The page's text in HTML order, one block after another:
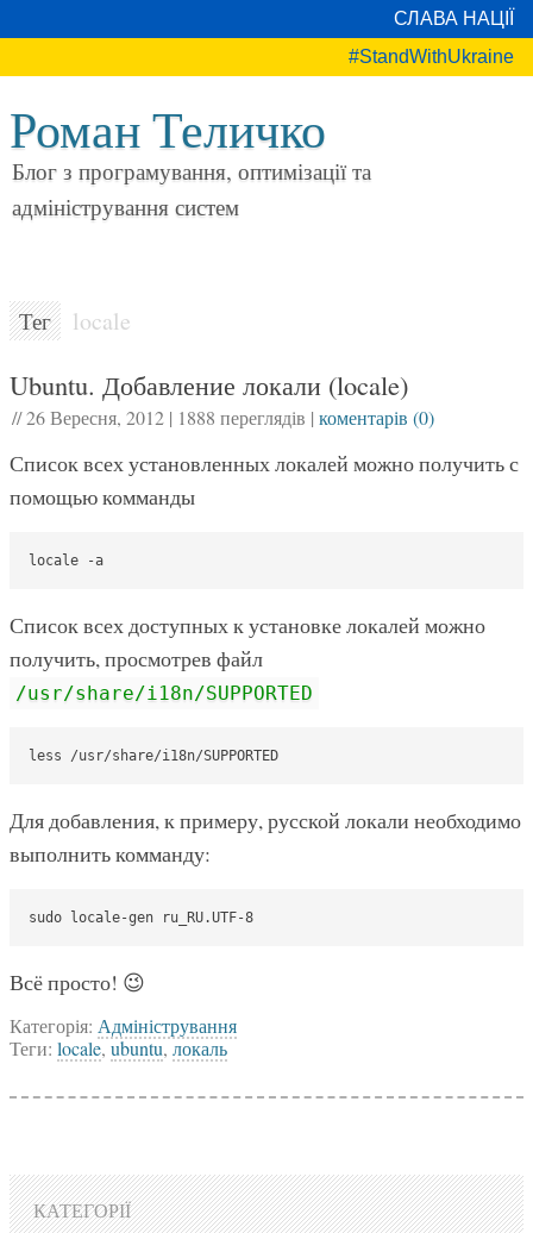
СЛАВА НАЦІЇ
#StandWithUkraine
Роман Теличко
Блог з програмування, оптимізації та
адміністрування систем
Тег locale
Ubuntu. Добавление локали (locale)
//26 Вересня, 2012| 1888 переглядів | коментарів (0)
Список всех установленных локалей можно получить с
помощью комманды
locale -a
Список всех доступных к установке локалей можно
получить, просмотрев файл
/usr/share/i18n/SUPPORTED
less /usr/share/i18n/SUPPORTED
Для добавления, к примеру, русской локали необходимо
выполнить комманду:
sudo locale-gen ru_RU.UTF-8
Всё просто! 😉
Категорія: Адміністрування
Теги: locale,ubuntu,локаль
КАТЕГОРІЇ